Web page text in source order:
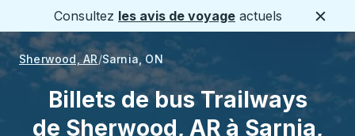
Consultez les avis de voyage actuels
Sherwood, AR Sarnia, ON
Billets de bus Trailways
de Sherwood, AR à Sarnia,